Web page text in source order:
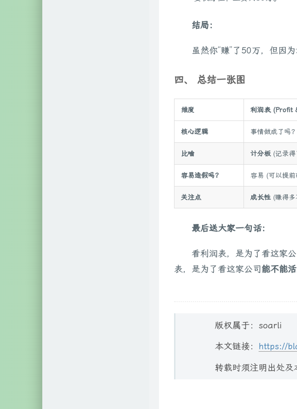
结局：
虽然你“赚”了50万，但因
四、 总结一张图
维度 利润表 (Profit
核心逻辑 事情做成了吗？
比喻 计分板 (记录
容易造假吗？ 容易 (可以提前
关注点 成长性 (赚得多
最后送大家一句话：
看利润表，是为了看这家
表，是为了看这家公司能不能
版权属于：soarli
本文链接： https://
转载时须注明出处及